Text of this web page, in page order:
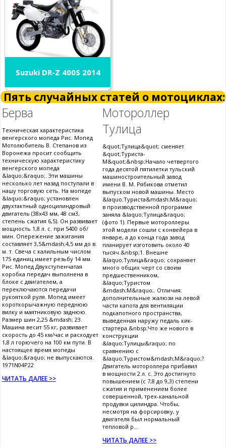
Suzuki DR-Z 400S 2014
Пять случайных статей о мотоциклах:
Берва
Техническая характеристика
венгерского мопеда Рис. Мопед
Мотолюбитель В. Степанов из
Воронежа просит сообщить
техническую характеристику
венгерского мопеда
&laquo;&raquo;. Эти машины
несколько лет назад поступали в
нашу торговую сеть. На мопеде
&laquo;&raquo; установлен
двухтактный одноцилиндровый
двигатель (38x43 мм, 48 см3,
степень сжатия 6,5). Он развивает
мощность 1,8 л. с. при 5400 об/
мин. Опережение зажигания
составляет 3,5&mdash;4,5 мм до в.
м. т. Свеча с калильным числом
175 единиц имеет резьбу 14 мм.
Рис. Мопед Двухступенчатая
коробка передач выполнена в
блоке с двигателем, а
переключаются передачи
рукояткой руля. Мопед имеет
короткорычажную переднюю
вилку и маятниковую заднюю.
Размер шин 2,25 &mdash; 23.
Машина весит 55 кг, развивает
скорость до 45 км/час и расходует
1,8 л горючего на 100 км пути. В
настоящее время мопеды
&laquo;&raquo; не выпускаются.
1971N04P22
ЧИТАТЬ ДАЛЕЕ >>
Мотороллер
Тулица
&quot;Тулица&quot; сменяет
&quot;Туриста-
М&quot;&nbsp;Начало четвертого
года десятой пятилетки тульский
машиностроительный завод
имени В. М. Рябикова отметил
выпуском новой машины. Место
&laquo;Туриста&mdash;М&raquo;
в производственной программе
заняла &laquo;Тулица&raquo;
(фото 1). Первые мотороллеры
этой модели сошли с конвейера в
январе, а до конца года завод
планирует изготовить около 40
тысяч.&nbsp;1. Внешне
&laquo;Тулица&raquo; сохраняет
много общих черт со своим
предшественником,
&laquo;Туристом
&mdash;М&raquo;. Отличия:
дополнительные жалюзи на левой
части капота для вентиляции
подкапотного пространства,
выведенная наружу педаль кик-
стартера.&nbsp;Что же нового в
конструкции
&laquo;Тулицы&raquo; по
сравнению с
&laquo;Туристом&mdash;М&raquo;?
Двигатель мотороллера прибавил
в мощности 2 л. с. Это достигнуто
повышением (с 7,8 до 9,3) степени
сжатия и применением более
совершенной, трех-канальной
продувки цилиндра. Чтобы,
несмотря на форсировку, у
двигателя был нормальный
тепловой р...
ЧИТАТЬ ДАЛЕЕ >>